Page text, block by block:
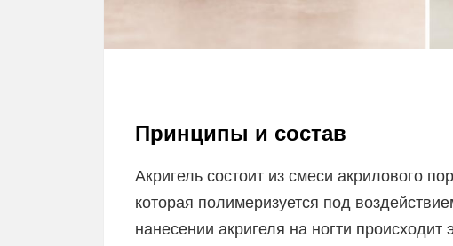
Принципы и состав
Акригель состоит из смеси акрилового
которая полимеризуется под
нанесении акригеля на ногти происходит